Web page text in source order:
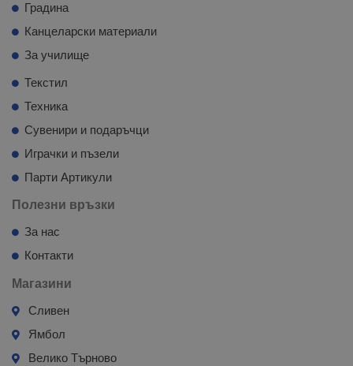
Градина
Канцеларски материали
За училище
Текстил
Техника
Сувенири и подаръчци
Играчки и пъзели
Парти Артикули
Полезни връзки
За нас
Контакти
Магазини
Сливен
Ямбол
Велико Търново